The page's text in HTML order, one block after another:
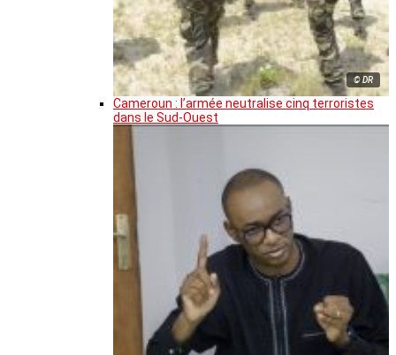
© DR
Cameroun : l’armée neutralise cinq terroristes
dans le Sud-Ouest